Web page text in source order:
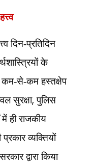
दिन-प्रतिदिन
के
कम-से-कम हस्तक्षेप
सुरक्षा,पुलिस
ही राजकीय
व्यक्तियों
द्वारा किया